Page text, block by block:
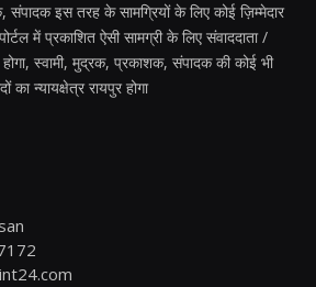
संपादक इस तरह के सामग्रियों के लिए कोई ज़िम्मेदार
में प्रकाशित ऐसी सामग्री के लिए संवाददाता /
स्वामी, मुद्रक, प्रकाशक, संपादक की कोई भी
का न्यायक्षेत्र रायपुर होगा